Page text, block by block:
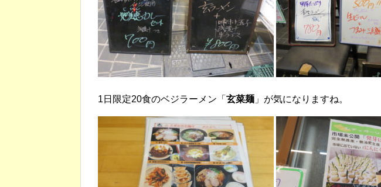
1日限定20食のベジラーメン「 玄菜麺 」が気になりますね。